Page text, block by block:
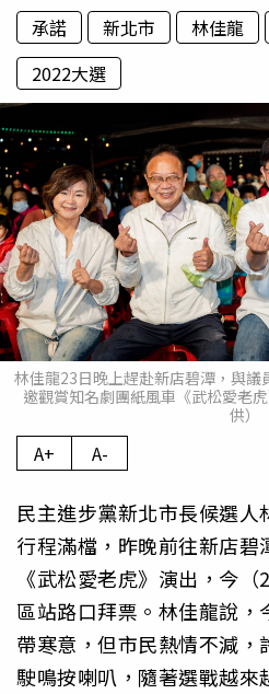
承諾 新北市 林佳龍
2022大選
林佳龍23日晚上趕赴新店碧潭，與
邀觀賞知名劇團紙風車《武松愛老
供）
A+ A-
民主進步黨新北市長候選
行程滿檔，昨晚前往新店碧
《武松愛老虎》演出，今
區站路口拜票。林佳龍說
帶寒意，但市民熱情不減，
駛鳴按喇叭，隨著選戰越來